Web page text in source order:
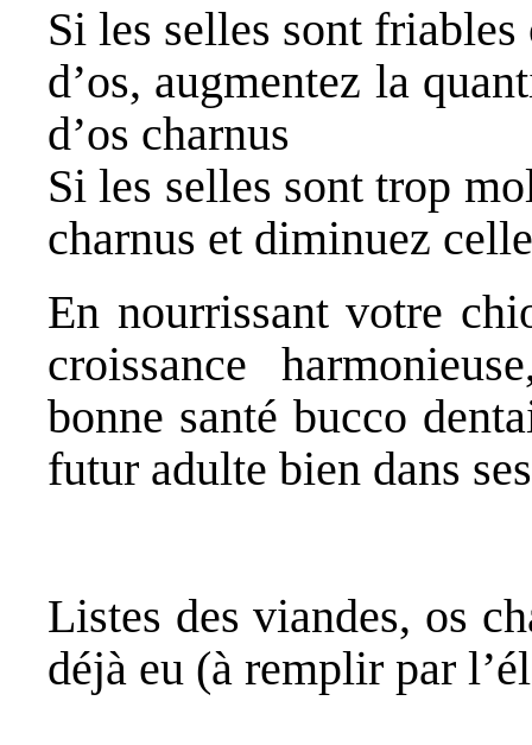
Si les selles sont
d’os, augmentez la
d’os charnus
Si les selles sont trop
charnus et diminuez
En nourrissant votre
croissance
bonne santé bucco
futur adulte bien dans
Listes des viandes, os
déjà eu (à remplir par